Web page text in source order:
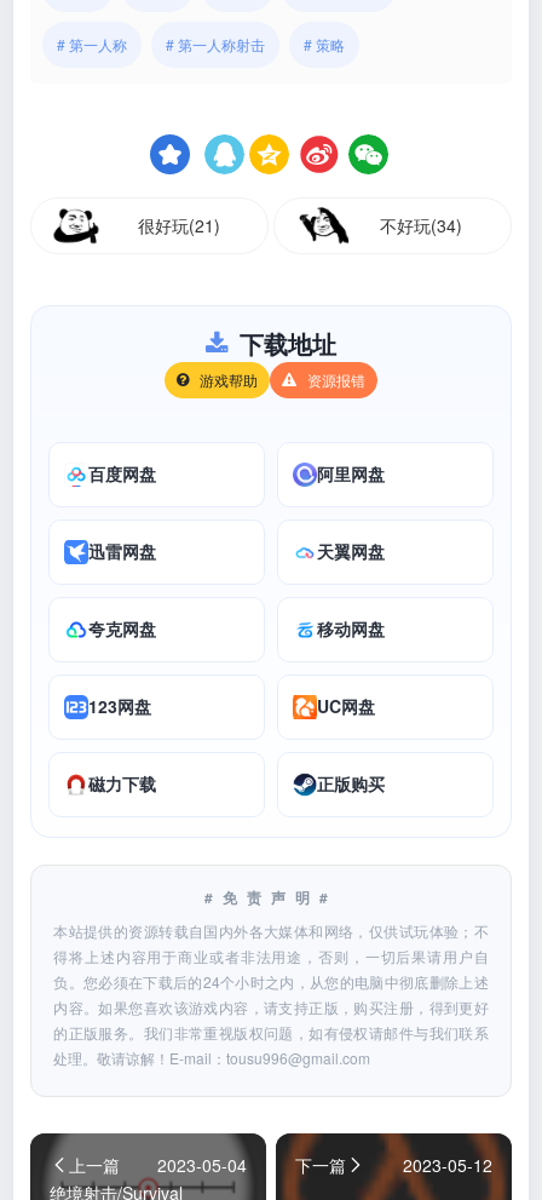
# 第一人称 # 第一人称射击 # 策略
很好玩(21) 不好玩(34)
下载地址
游戏帮助 资源报错
百度网盘 阿里网盘
迅雷网盘 天翼网盘
夸克网盘 移动网盘
123网盘 UC网盘
磁力下载 正版购买
#免责声明#
本站提供的资源转载自国内外各大媒体和网络，仅供试玩体验；不
得将上述内容用于商业或者非法用途，否则，一切后果请用户自
负。您必须在下载后的24个小时之内，从您的电脑中彻底删除上述
内容。如果您喜欢该游戏内容，请支持正版，购买注册，得到更好
的正版服务。我们非常重视版权问题，如有侵权请邮件与我们联系
处理。敬请谅解！E-mail：tousu996@gmail.com
上一篇
2023-05-04
绝境射击/Survival
下一篇
2023-05-12